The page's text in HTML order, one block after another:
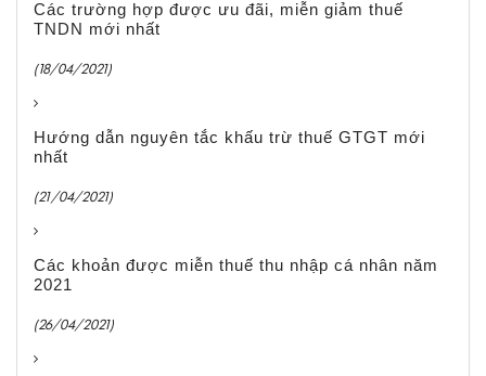
Các trường hợp được ưu đãi, miễn giảm thuế
TNDN mới nhất
(18/04/2021)
Hướng dẫn nguyên tắc khấu trừ thuế GTGT mới
nhất
(21/04/2021)
Các khoản được miễn thuế thu nhập cá nhân năm
2021
(26/04/2021)